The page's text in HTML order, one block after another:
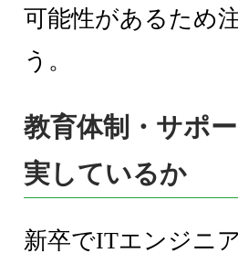
可能性があるため
う。
教育体制・サポ
実しているか
新卒でITエンジニ